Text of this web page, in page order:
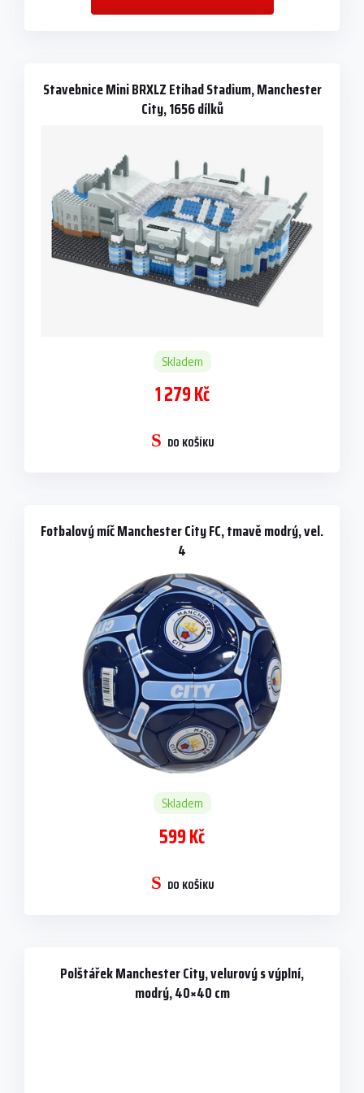
Stavebnice Mini BRXLZ Etihad Stadium, Manchester
City, 1656 dílků
Skladem
1 279 Kč
DO KOŠÍKU
Fotbalový míč Manchester City FC, tmavě modrý, vel.
4
Skladem
599 Kč
DO KOŠÍKU
Polštářek Manchester City, velurový s výplní,
modrý, 40×40 cm